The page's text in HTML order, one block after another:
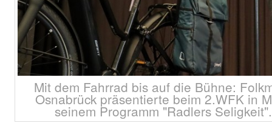
Mit dem Fahrrad bis auf die Bühne:
Osnabrück präsentierte beim 2.WFK in
seinem Programm "Radlers